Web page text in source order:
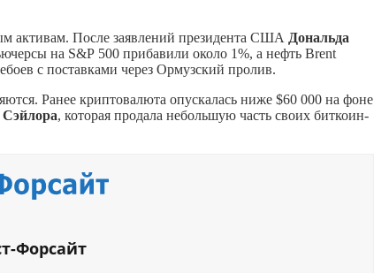
активам. После заявлений президента США Дональда
на S&P 500 прибавили около 1%, а нефть Brent
с поставками через Ормузский пролив.
Ранее криптовалюта опускалась ниже $60 000 на фоне
, которая продала небольшую часть своих биткоин-
Форсайт